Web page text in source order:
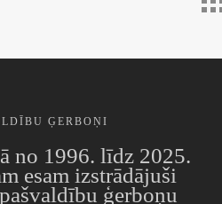
ĢERBOŅI
no 1996. līdz 2025.
esam izstrādājuši
ģerboņu